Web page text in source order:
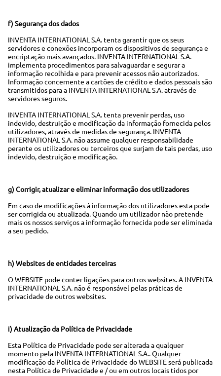
f) Segurança dos dados
INVENTA INTERNATIONAL S.A. tenta garantir que os seus
servidores e conexões incorporam os dispositivos de segurança e
encriptação mais avançados. INVENTA INTERNATIONAL S.A.
implementa procedimentos para salvaguardar e segurar a
informação recolhida e para prevenir acessos não autorizados.
Informação concernente a cartões de crédito e dados pessoais são
transmitidos para a INVENTA INTERNATIONAL S.A. através de
servidores seguros.
INVENTA INTERNATIONAL S.A. tenta prevenir perdas, uso
indevido, destruição e modificação da informação fornecida pelos
utilizadores, através de medidas de segurança. INVENTA
INTERNATIONAL S.A. não assume qualquer responsabilidade
perante os utilizadores ou terceiros que surjam de tais perdas, uso
indevido, destruição e modificação.
g) Corrigir, atualizar e eliminar informação dos utilizadores
Em caso de modificações à informação dos utilizadores esta pode
ser corrigida ou atualizada. Quando um utilizador não pretende
mais os nossos serviços a informação fornecida pode ser eliminada
a seu pedido.
h) Websites de entidades terceiras
O WEBSITE pode conter ligações para outros websites. A INVENTA
INTERNATIONAL S.A. não é responsável pelas práticas de
privacidade de outros websites.
i) Atualização da Política de Privacidade
Esta Política de Privacidade pode ser alterada a qualquer
momento pela INVENTA INTERNATIONAL S.A.. Qualquer
modificação da Política de Privacidade do WEBSITE será publicada
nesta Política de Privacidade e / ou em outros locais tidos por